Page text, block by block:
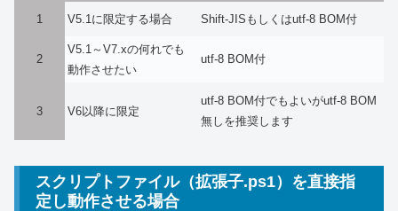
1 V5.1に限定する場合 Shift-JISもしくはutf-8 BOM付
2
V5.1～V7.xの何れでも
動作させたい
utf-8 BOM付
3 V6以降に限定
utf-8 BOM付でもよいがutf-8 BOM
無しを推奨します
スクリプトファイル（拡張子.ps1）を直接指
定し動作させる場合